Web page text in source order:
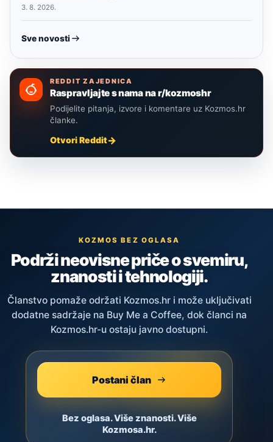
3. 8. 2026.
Sve novosti
REDDIT ZAJEDNICA
Raspravljajte s nama na r/kozmoshr
Podijelite pitanja, izvore i komentare uz Kozmos.hr
članke.
Otvori Reddit
KOZMOS BEZ OGLASA
Podrži neovisne priče o svemiru,
znanosti i tehnologiji.
Članstvo pomaže održati Kozmos.hr i može uključivati
dodatne sadržaje na Buy Me a Coffee, dok članci na
Kozmos.hr-u ostaju javno dostupni.
Postani član
Bez oglasa. Više znanosti. Više
Kozmosa.hr.